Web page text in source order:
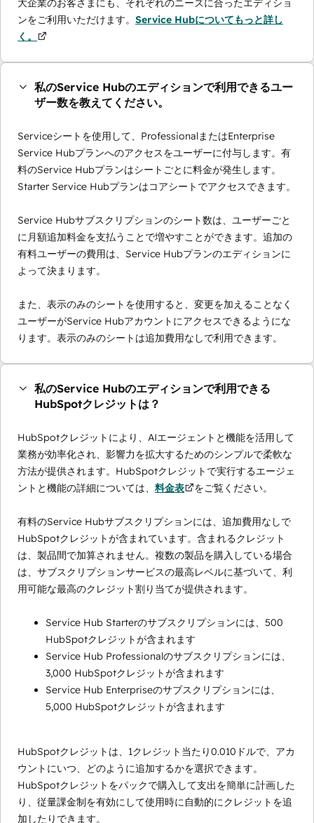
大企業のお客さまにも、それぞれのニーズに合ったエディショ
ンをご利用いただけます。 Service Hubについてもっと詳し
く。
私のService Hubのエディションで利用できるユー
ザー数を教えてください。
Serviceシートを使用して、ProfessionalまたはEnterprise
Service Hubプランへのアクセスをユーザーに付与します。有
料のService Hubプランはシートごとに料金が発生します。
Starter Service Hubプランはコアシートでアクセスできます。
Service Hubサブスクリプションのシート数は、ユーザーごと
に月額追加料金を支払うことで増やすことができます。追加の
有料ユーザーの費用は、Service Hubプランのエディションに
よって決まります。
また、表示のみのシートを使用すると、変更を加えることなく
ユーザーがService Hubアカウントにアクセスできるようにな
ります。表示のみのシートは追加費用なしで利用できます。
私のService Hubのエディションで利用できる
HubSpotクレジットは？
HubSpotクレジットにより、AIエージェントと機能を活用して
業務が効率化され、影響力を拡大するためのシンプルで柔軟な
方法が提供されます。HubSpotクレジットで実行するエージェ
ントと機能の詳細については、 料金表 をご覧ください。
有料のService Hubサブスクリプションには、追加費用なしで
HubSpotクレジットが含まれています。含まれるクレジット
は、製品間で加算されません。複数の製品を購入している場合
は、サブスクリプションサービスの最高レベルに基づいて、利
用可能な最高のクレジット割り当てが提供されます。
Service Hub Starterのサブスクリプションには、500
HubSpotクレジットが含まれます
Service Hub Professionalのサブスクリプションには、
3,000 HubSpotクレジットが含まれます
Service Hub Enterpriseのサブスクリプションには、
5,000 HubSpotクレジットが含まれます
HubSpotクレジットは、1クレジット当たり0.010ドルで、アカ
ウントにいつ、どのように追加するかを選択できます。
HubSpotクレジットをパックで購入して支出を簡単に計画した
り、従量課金制を有効にして使用時に自動的にクレジットを追
加したりできます。